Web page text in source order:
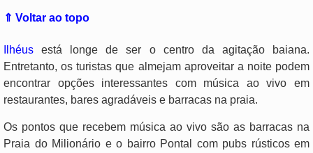
⇑ Voltar ao topo
Ilhéus está longe de ser o centro da agitação baiana.
Entretanto, os turistas que almejam aproveitar a noite podem
encontrar opções interessantes com música ao vivo em
restaurantes, bares agradáveis e barracas na praia.
Os pontos que recebem música ao vivo são as barracas na
Praia do Milionário e o bairro Pontal com pubs rústicos em